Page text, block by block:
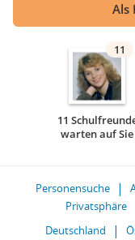
Als
11
11
warten auf Sie
Personensuche
Privatsphäre
Deutschland